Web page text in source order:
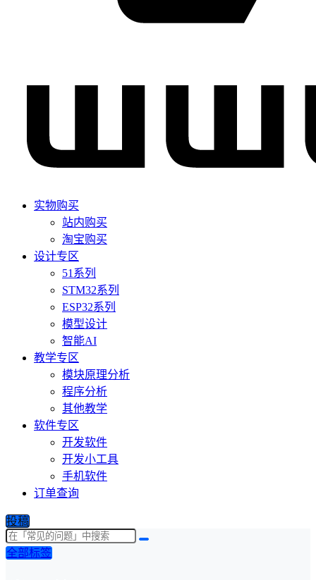
实物购买
站内购买
淘宝购买
设计专区
51系列
STM32系列
ESP32系列
模型设计
智能AI
教学专区
模块原理分析
程序分析
其他教学
软件专区
开发软件
开发小工具
手机软件
订单查询
投稿
全部标签